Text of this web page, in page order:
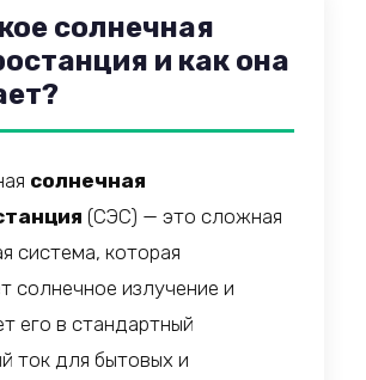
солнечная
и как она
солнечная
(СЭС) — это сложная
система, которая
солнечное излучение и
его в стандартный
ток для бытовых и